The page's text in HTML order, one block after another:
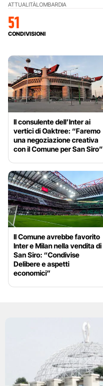
ATTUALITÀLOMBARDIA
51
CONDIVISIONI
Il consulente dell’Inter ai
vertici di Oaktree: “Faremo
una negoziazione creativa
con il Comune per San Siro”
Il Comune avrebbe favorito
Inter e Milan nella vendita di
San Siro: “Condivise
Delibere e aspetti
economici”